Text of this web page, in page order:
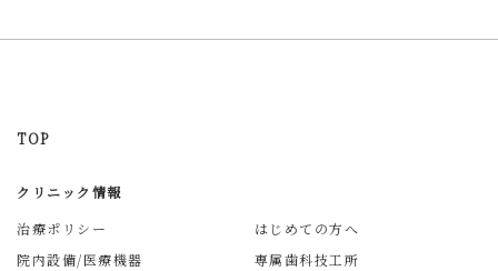
TOP
クリニック情報
治療ポリシー
はじめての方へ
院内設備/医療機器
専属歯科技工所